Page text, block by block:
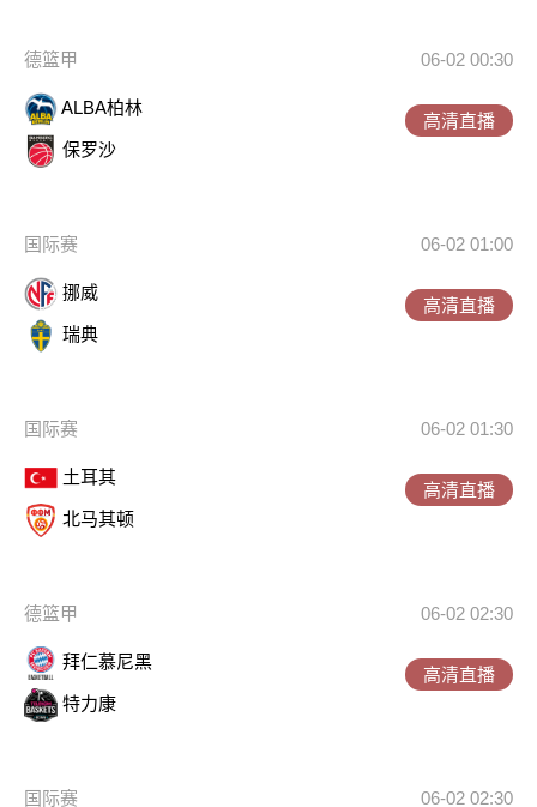
德篮甲 06-02 00:30
ALBA柏林
保罗沙
高清直播
国际赛 06-02 01:00
挪威
瑞典
高清直播
国际赛 06-02 01:30
土耳其
北马其顿
高清直播
德篮甲 06-02 02:30
拜仁慕尼黑
特力康
高清直播
国际赛 06-02 02:30